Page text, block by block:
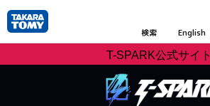
検索 English
T-SPARK公式サイト